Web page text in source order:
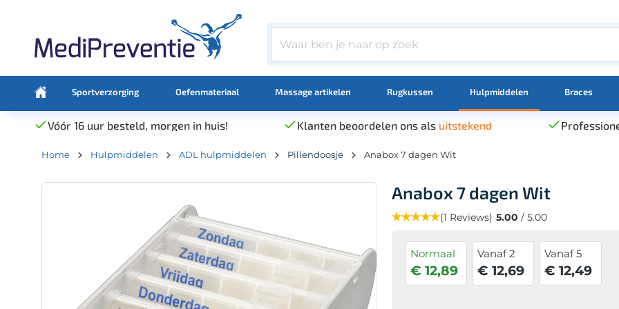
Sportverzorging Oefenmateriaal Massage artikelen Rugkussen Hulpmiddelen Braces
Vóór 16 uur besteld, morgen in huis! Klanten beoordelen ons als uitstekend
Home Hulpmiddelen ADL hulpmiddelen Pillendoosje Anabox 7 dagen Wit
Anabox 7 dagen Wit
(1 Reviews) 5.00 / 5.00
Normaal
€ 12,89
Vanaf 2
€ 12,69
Vanaf 5
€ 12,49